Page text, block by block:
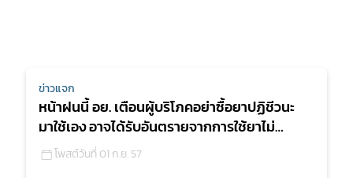
ข่าวแจก
หน้าฝนนี้ อย. เตือนผู้บริโภคอย่าซื้อยาปฏิชีวนะ
มาใช้เอง อาจได้รับอันตรายจากการใช้ยาไม่
เหมาะสม และเสี่
โพสต์วันที่ 01 ก.ย. 57